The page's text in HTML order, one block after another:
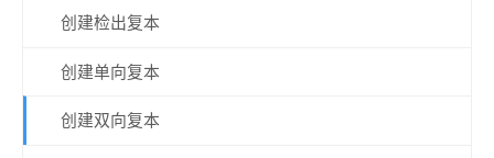
创建检出复本
创建单向复本
创建双向复本